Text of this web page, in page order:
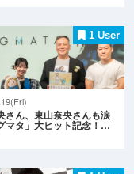
1 User
さん、東山奈央さんも涙
マタ」大ヒット記念！…